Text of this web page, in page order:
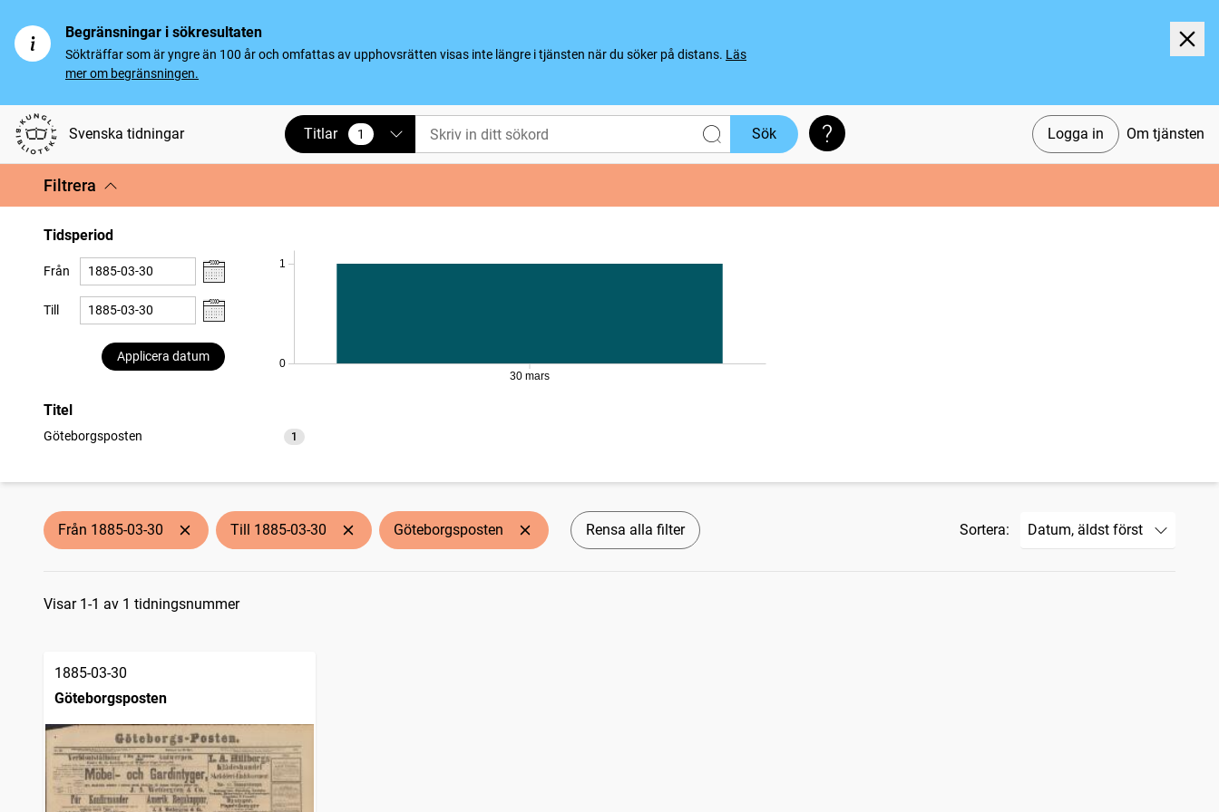
Begränsningar i sökresultaten
Sökträffar som är yngre än 100 år och omfattas av upphovsrätten visas inte längre i tjänsten när du söker på distans. Läs
mer om begränsningen.
Svenska tidningar Logga in Om tjänsten
Titlar 1
vald Sök Söktips
Filtrera
Tidsperiod
Från
Till
Applicera datum
0
1
30 mars
Titel
Göteborgsposten 1
träffar
Från 1885-03-30 Till 1885-03-30 Göteborgsposten Rensa alla filter Sortera:
Sökresultat
Visar 1-1 av 1 tidningsnummer
1885-03-30
Göteborgsposten